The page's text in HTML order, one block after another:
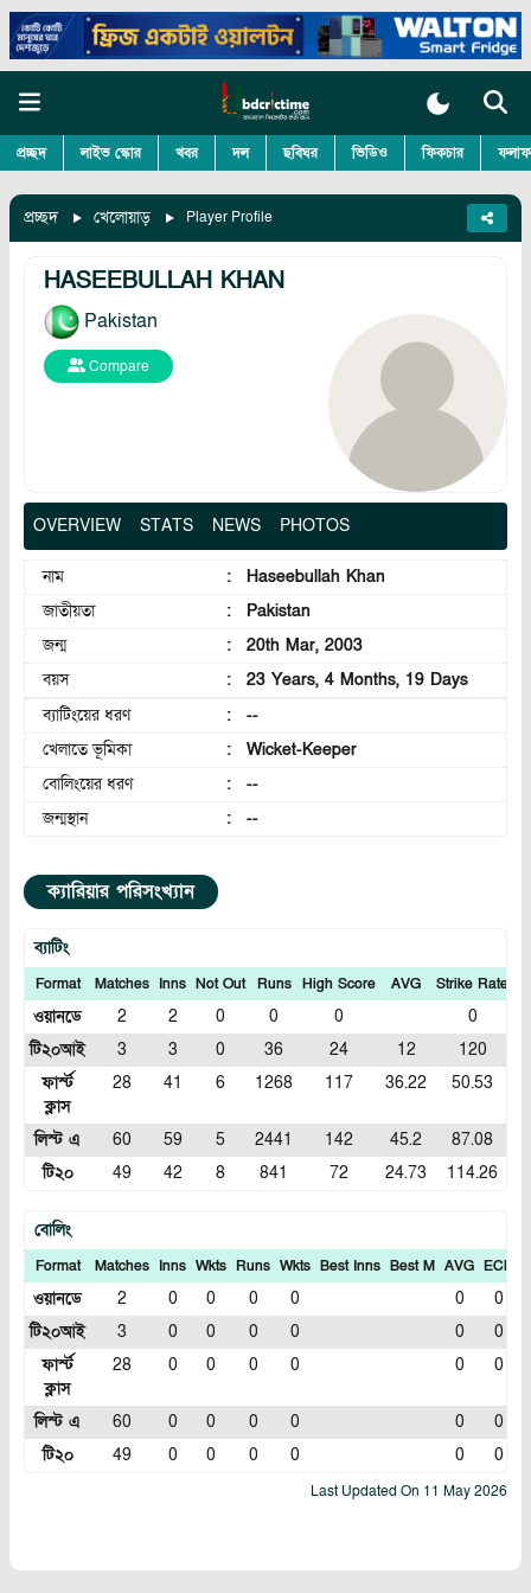
প্রচ্ছদ লাইভ স্কোর খবর দল ছবিঘর ভিডিও ফিকচার
প্রচ্ছদ খেলোয়াড় Player Profile
HASEEBULLAH KHAN
Pakistan
Compare
OVERVIEW STATS NEWS PHOTOS
নাম :
Haseebullah Khan
জাতীয়তা
:
Pakistan
জন্ম
:
20th Mar, 2003
বয়স
:
23 Years, 4 Months, 19 Days
ব্যাটিংয়ের ধরণ
:
--
খেলাতে ভূমিকা
:
Wicket-Keeper
বোলিংয়ের ধরণ
:
--
জন্মস্থান
: --
ক্যারিয়ার পরিসংখ্যান
ব্যাটিং
Format Matches Inns Not Out Runs High Score AVG Strike Rate
ওয়ানডে 2 2 0 0 0 0
টি২০আই
3 3 0 36 24 12 120
ফার্স্ট
ক্লাস
28 41 6 1268 117 36.22 50.53
লিস্ট এ 60 59 5 2441 142 45.2 87.08
টি২০
49 42 8 841 72 24.73 114.26
বোলিং
Format Matches Inns Wkts Runs Wkts Best Inns Best M AVG ECN
ওয়ানডে 2 0 0 0 0 0
0
টি২০আই
3 0 0 0 0 0
0
ফার্স্ট
ক্লাস
28 0 0 0 0 0 0
লিস্ট এ 60 0 0 0 0 0
0
টি২০
49 0 0 0 0 0 0
Last Updated On 11 May 2026